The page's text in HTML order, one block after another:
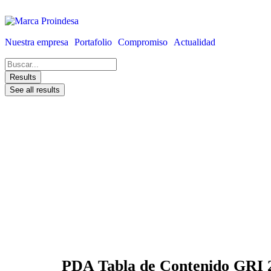
Nuestra empresa Portafolio Compromiso Actualidad
Results
See all results
PDA Tabla de Contenido GRI